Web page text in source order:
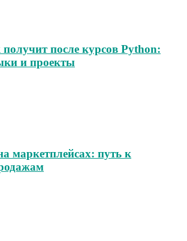
после курсов Python:
и проекты
маркетплейсах: путь к